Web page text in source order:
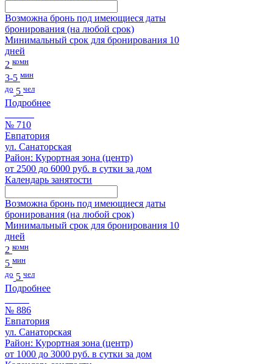
Возможна бронь под имеющиеся даты
бронирования (на любой срок)
Минимальный срок для бронирования 10
дней
2 комн
3-5 мин
до 5 чел
Подробнее
№ 710
Евпатория
ул. Санаторская
Район: Курортная зона (центр)
от 2500 до 6000 руб. в сутки за дом
Календарь занятости
Возможна бронь под имеющиеся даты
бронирования (на любой срок)
Минимальный срок для бронирования 10
дней
2 комн
5 мин
до 5 чел
Подробнее
№ 886
Евпатория
ул. Санаторская
Район: Курортная зона (центр)
от 1000 до 3000 руб. в сутки за дом